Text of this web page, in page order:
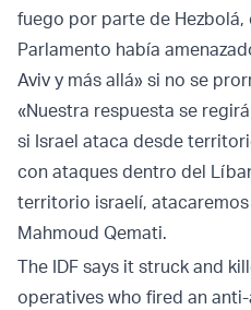
fuego por parte de
Parlamento había
Aviv y más allá» si no se
«Nuestra respuesta se
si Israel ataca desde
con ataques dentro del
territorio israelí,
Mahmoud Qemati.
The IDF says it struck and
operatives who fired an